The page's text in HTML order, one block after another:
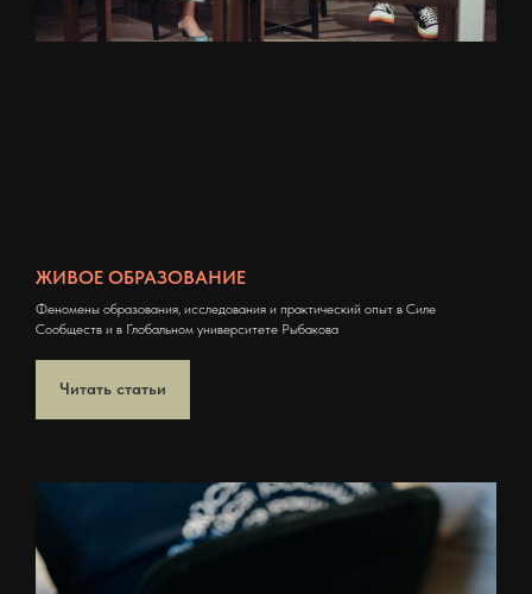
ЖИВОЕ ОБРАЗОВАНИЕ
Феномены образования, исследования и практический опыт в Силе
Сообществ и в Глобальном университете Рыбакова
Читать статьи